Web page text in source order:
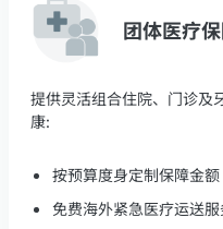
团体医疗
提供灵活组合住院、门诊及
康:
按预算度身定制保障金额
免费海外紧急医疗运送服